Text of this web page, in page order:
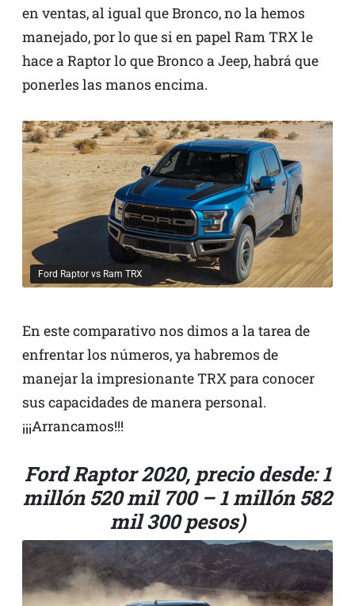
en ventas, al igual que Bronco, no la hemos
manejado, por lo que si en papel Ram TRX le
hace a Raptor lo que Bronco a Jeep, habrá que
ponerles las manos encima.
Ford Raptor vs Ram TRX
En este comparativo nos dimos a la tarea de
enfrentar los números, ya habremos de
manejar la impresionante TRX para conocer
sus capacidades de manera personal.
¡¡¡Arrancamos!!!
Ford Raptor 2020, precio desde: 1
millón 520 mil 700 – 1 millón 582
mil 300 pesos)